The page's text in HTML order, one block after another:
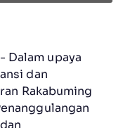
- Dalam upaya
dan
Rakabuming